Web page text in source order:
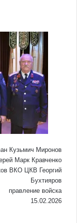
Кузьмич Миронов
Марк Кравченко
ВКО ЦКВ Георгий
Бухтияров
правление войска
15.02.2026